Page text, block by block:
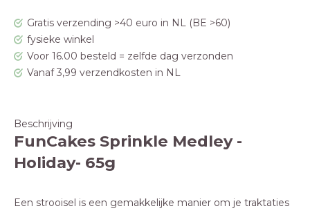
Gratis verzending >40 euro in NL (BE >60)
fysieke winkel
Voor 16.00 besteld = zelfde dag verzonden
Vanaf 3,99 verzendkosten in NL
Beschrijving
FunCakes Sprinkle Medley -
Holiday- 65g
Een strooisel is een gemakkelijke manier om je traktaties